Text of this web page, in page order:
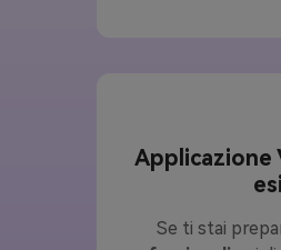
Applicazione
Se ti stai